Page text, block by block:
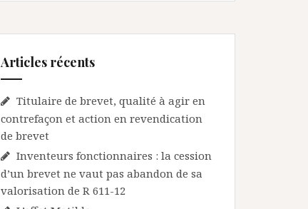
Articles récents
Titulaire de brevet, qualité à agir en
contrefaçon et action en revendication
de brevet
Inventeurs fonctionnaires : la cession
d’un brevet ne vaut pas abandon de sa
valorisation de R 611-12